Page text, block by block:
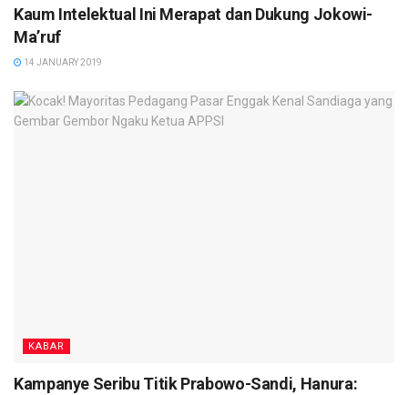
Kaum Intelektual Ini Merapat dan Dukung Jokowi-
Ma’ruf
14 JANUARY 2019
KABAR
Kampanye Seribu Titik Prabowo-Sandi, Hanura: